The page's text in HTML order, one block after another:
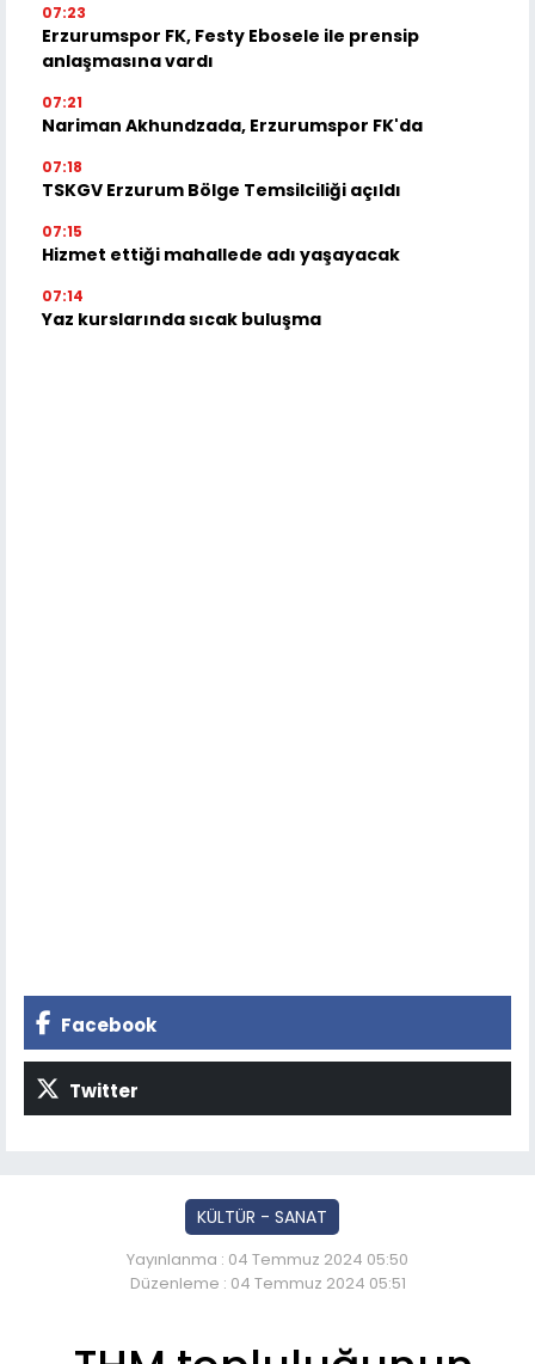
07:23
Erzurumspor FK, Festy Ebosele ile prensip
anlaşmasına vardı
07:21
Nariman Akhundzada, Erzurumspor FK'da
07:18
TSKGV Erzurum Bölge Temsilciliği açıldı
07:15
Hizmet ettiği mahallede adı yaşayacak
07:14
Yaz kurslarında sıcak buluşma
Facebook
Twitter
KÜLTÜR - SANAT
Yayınlanma : 04 Temmuz 2024 05:50
Düzenleme : 04 Temmuz 2024 05:51